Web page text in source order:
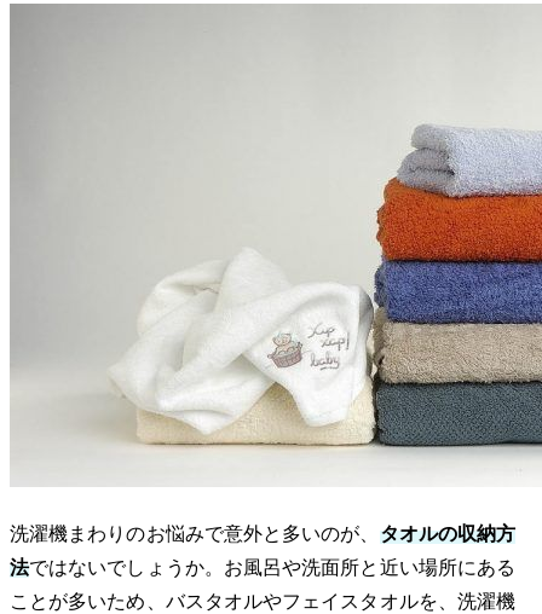
洗濯機まわりのお悩みで意外と多いのが、 タオルの収納方
法ではないでしょうか。お風呂や洗面所と近い場所にある
ことが多いため、バスタオルやフェイスタオルを、洗濯機